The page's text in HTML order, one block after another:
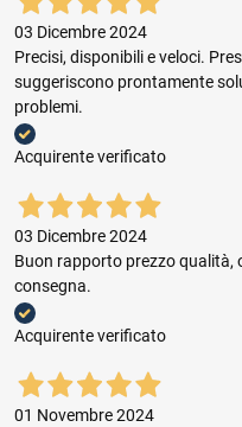
03 Dicembre 2024
Precisi, disponibili e veloci.
suggeriscono prontamente
problemi.
Acquirente verificato
03 Dicembre 2024
Buon rapporto prezzo qualità,
consegna.
Acquirente verificato
01 Novembre 2024